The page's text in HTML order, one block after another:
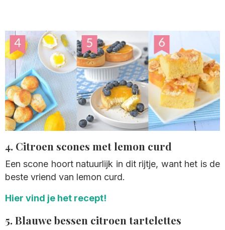
4. Citroen scones met lemon curd
Een scone hoort natuurlijk in dit rijtje, want het is de
beste vriend van lemon curd.
Hier vind je het recept!
5. Blauwe bessen citroen tartelettes